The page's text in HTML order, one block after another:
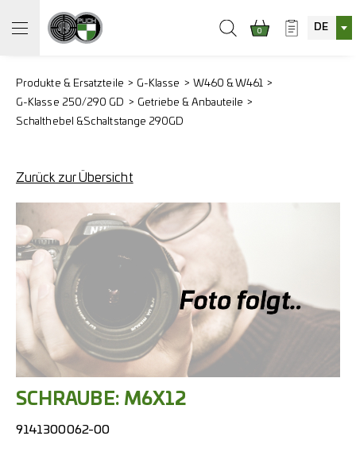
0 DE
Produkte & Ersatzteile G-Klasse
W460 & W461
G-Klasse 250/290 GD
Getriebe & Anbauteile
Schalthebel &Schaltstange 290GD
Zurück zur Übersicht
SCHRAUBE: M6X12
9141300062-00